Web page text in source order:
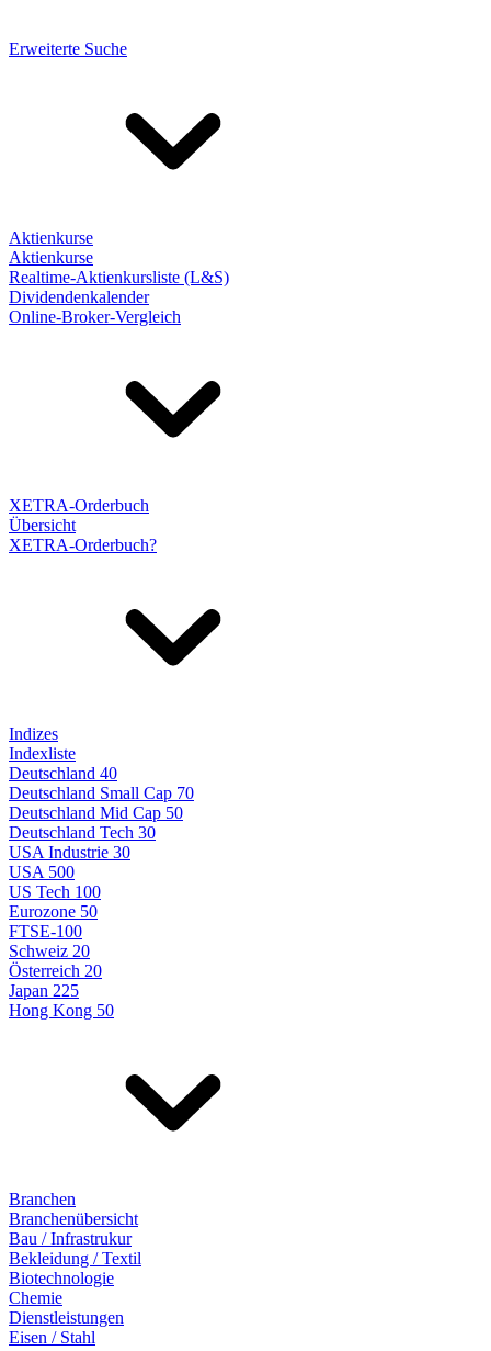
Erweiterte Suche
Aktienkurse
Aktienkurse
Realtime-Aktienkursliste (L&S)
Dividendenkalender
Online-Broker-Vergleich
XETRA-Orderbuch
Übersicht
XETRA-Orderbuch?
Indizes
Indexliste
Deutschland 40
Deutschland Small Cap 70
Deutschland Mid Cap 50
Deutschland Tech 30
USA Industrie 30
USA 500
US Tech 100
Eurozone 50
FTSE-100
Schweiz 20
Österreich 20
Japan 225
Hong Kong 50
Branchen
Branchenübersicht
Bau / Infrastrukur
Bekleidung / Textil
Biotechnologie
Chemie
Dienstleistungen
Eisen / Stahl